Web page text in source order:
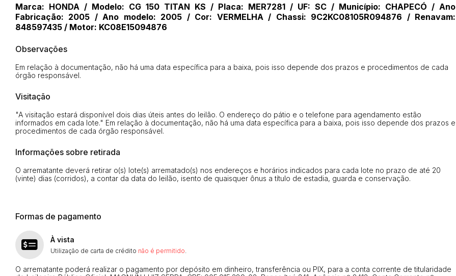
Marca: HONDA / Modelo: CG 150 TITAN KS / Placa: MER7281 / UF: SC / Município: CHAPECÓ / Ano
Fabricação: 2005 / Ano modelo: 2005 / Cor: VERMELHA / Chassi: 9C2KC08105R094876 / Renavam:
848597435 / Motor: KC08E15094876
Observações
Em relação à documentação, não há uma data específica para a baixa, pois isso depende dos prazos e procedimentos de cada
órgão responsável.
Visitação
"A visitação estará disponível dois dias úteis antes do leilão. O endereço do pátio e o telefone para agendamento estão
informados em cada lote." Em relação à documentação, não há uma data específica para a baixa, pois isso depende dos prazos e
procedimentos de cada órgão responsável.
Informações sobre retirada
O arrematante deverá retirar o(s) lote(s) arrematado(s) nos endereços e horários indicados para cada lote no prazo de até 20
(vinte) dias (corridos), a contar da data do leilão, isento de quaisquer ônus a título de estadia, guarda e conservação.
Formas de pagamento
À vista
Utilização de carta de crédito não é permitido.
O arrematante poderá realizar o pagamento por depósito em dinheiro, transferência ou PIX, para a conta corrente de titularidade
Data Usuário
14/04/2025 18:43:11 TIAGOFELIPE
Clique aqui para fazer login